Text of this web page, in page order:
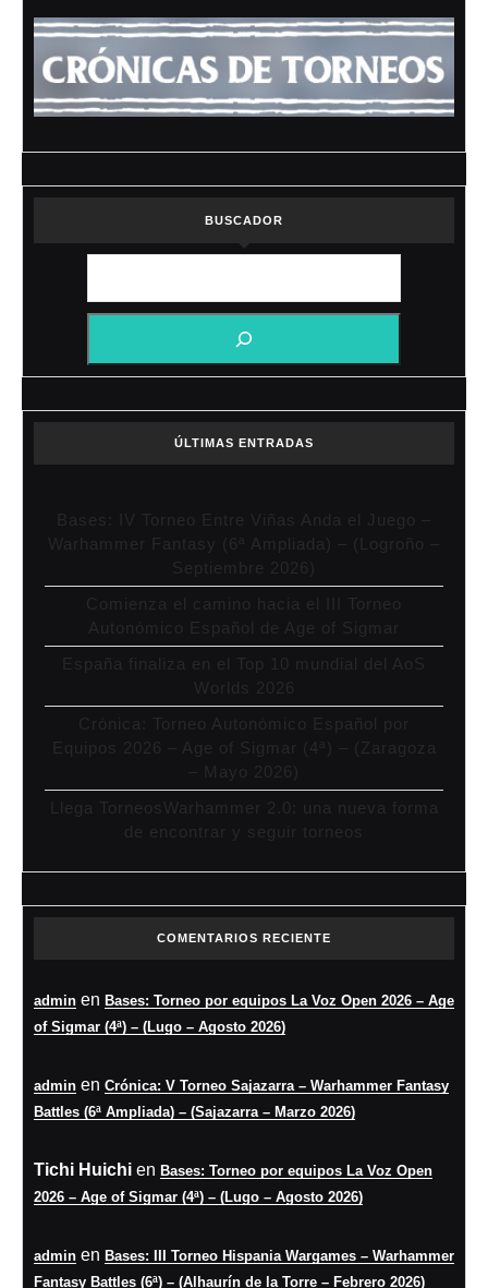
BUSCADOR
ÚLTIMAS ENTRADAS
Bases: IV Torneo Entre Viñas Anda el Juego –
Warhammer Fantasy (6ª Ampliada) – (Logroño –
Septiembre 2026)
Comienza el camino hacia el III Torneo
Autonómico Español de Age of Sigmar
España finaliza en el Top 10 mundial del AoS
Worlds 2026
Crónica: Torneo Autonómico Español por
Equipos 2026 – Age of Sigmar (4ª) – (Zaragoza
– Mayo 2026)
Llega TorneosWarhammer 2.0: una nueva forma
de encontrar y seguir torneos
COMENTARIOS RECIENTE
admin en Bases: Torneo por equipos La Voz Open 2026 – Age
of Sigmar (4ª) – (Lugo – Agosto 2026)
admin en Crónica: V Torneo Sajazarra – Warhammer Fantasy
Battles (6ª Ampliada) – (Sajazarra – Marzo 2026)
Tichi Huichi en Bases: Torneo por equipos La Voz Open
2026 – Age of Sigmar (4ª) – (Lugo – Agosto 2026)
admin en Bases: III Torneo Hispania Wargames – Warhammer
Fantasy Battles (6ª) – (Alhaurín de la Torre – Febrero 2026)